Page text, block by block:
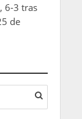
6-3 tras
de